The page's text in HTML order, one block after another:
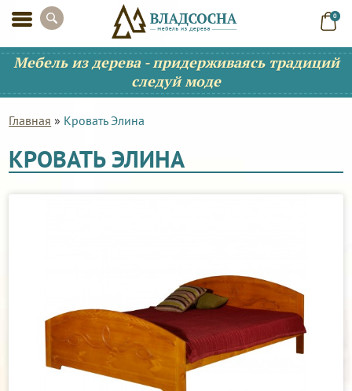
0
Мебель из дерева - придерживаясь традиций
следуй моде
Главная » Кровать Элина
КРОВАТЬ ЭЛИНА